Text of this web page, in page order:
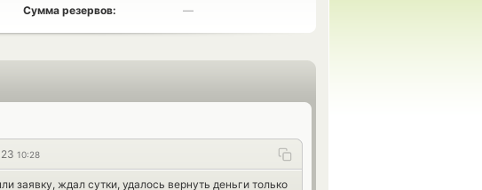
Сумма резервов: —
10:28
заявку, ждал сутки, удалось вернуть деньги только